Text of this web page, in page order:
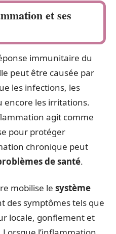
et ses
immunitaire du
peut être causée par
les infections, les
encore les irritations.
agit comme
pour protéger
chronique peut
de santé.
mobilise le système
des symptômes tels que
locale, gonflement et